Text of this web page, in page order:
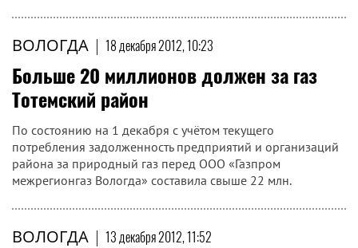
ВОЛОГДА | 18 декабря 2012, 10:23
Больше 20 миллионов должен за газ
Тотемский район
По состоянию на 1 декабря с учётом текущего
потребления задолженность предприятий и организаций
района за природный газ перед ООО «Газпром
межрегионгаз Вологда» составила свыше 22 млн.
ВОЛОГДА | 13 декабря 2012, 11:52